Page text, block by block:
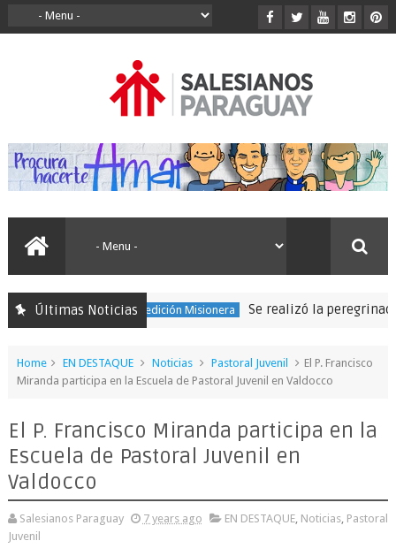
Últimas Noticias
150 Expedición Misionera Se realizó la peregrinación
Home EN DESTAQUE Noticias Pastoral Juvenil
El P. Francisco
Miranda participa en la Escuela de Pastoral Juvenil en Valdocco
El P. Francisco Miranda participa en la
Escuela de Pastoral Juvenil en
Valdocco
Salesianos Paraguay 7 years ago EN DESTAQUE, Noticias, Pastoral
Juvenil